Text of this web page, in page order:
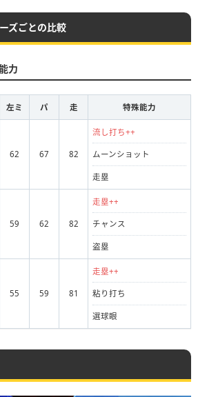
ズごとの比較
力
左ミ パ 走 特殊能力
62 67 82
流し打ち++
ムーンショット
走塁
59 62 82
走塁++
チャンス
盗塁
55 59 81
走塁++
粘り打ち
選球眼